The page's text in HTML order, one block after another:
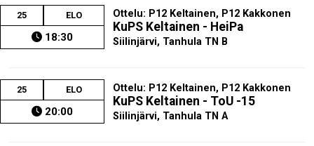
25 ELO
18:30
Ottelu: P12 Keltainen, P12 Kakkonen
KuPS Keltainen - HeiPa
Siilinjärvi, Tanhula TN B
25 ELO
20:00
Ottelu: P12 Keltainen, P12 Kakkonen
KuPS Keltainen - ToU -15
Siilinjärvi, Tanhula TN A